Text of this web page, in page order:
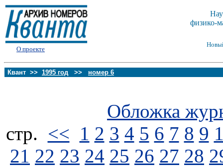
О проекте
физико-
Квант >> 1995 год >> номер 6
Обложка
стp. << 1 2 3 4 5 6 7 8 9
21 22 23 24 25 26 27 28